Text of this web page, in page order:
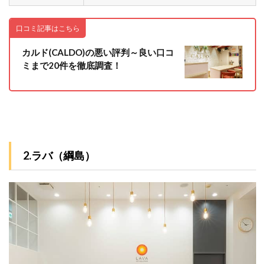
口コミ記事はこちら
カルド(CALDO)の悪い評判～良い口コ
ミまで20件を徹底調査！
2.ラバ（綱島）